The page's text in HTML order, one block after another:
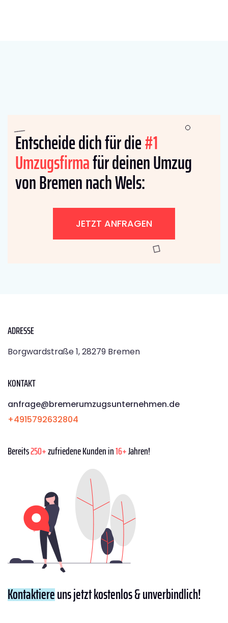
Entscheide dich für die#1
Umzugsfirmafür deinen Umzug
von Bremen nach Wels:
JETZT ANFRAGEN
ADRESSE
Borgwardstraße 1, 28279 Bremen
KONTAKT
anfrage@bremerumzugsunternehmen.de
+4915792632804
Bereits250+zufriedene Kunden in16+Jahren!
Kontaktiereuns jetzt kostenlos & unverbindlich!